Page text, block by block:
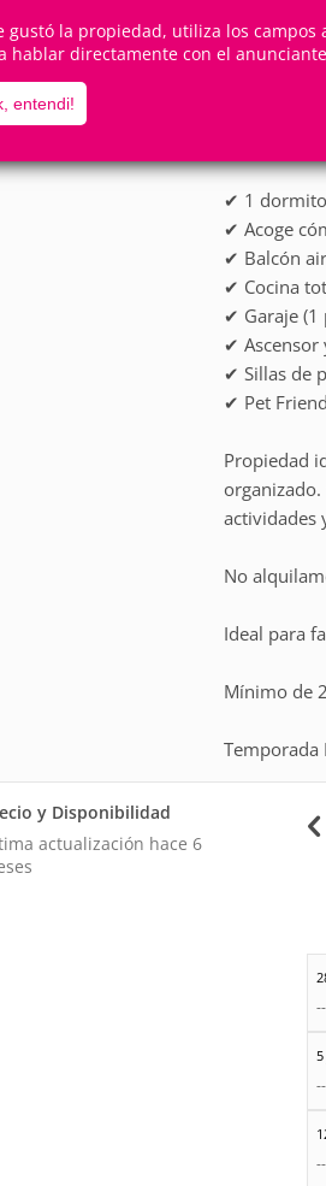
gustó la propiedad, utiliza los campos
hablar directamente con el
entendi!
Amplio
✔ 1
✔ Acoge
✔ Balcón
✔ Cocina
✔ Garaje (1
✔ Ascensor
✔ Sillas de
✔ Pet
Propiedad
organizado.
actividades
No
Ideal para
Mínimo de
Temporada
y Disponibilidad
actualización hace 6
--
--
--